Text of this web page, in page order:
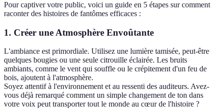
Pour captiver votre public, voici un guide en 5 étapes sur comment
raconter des histoires de fantômes efficaces :
1. Créer une Atmosphère Envoûtante
L'ambiance est primordiale. Utilisez une lumière tamisée, peut-être
quelques bougies ou une seule citrouille éclairée. Les bruits
ambiants, comme le vent qui souffle ou le crépitement d'un feu de
bois, ajoutent à l'atmosphère.
Soyez attentif à l'environnement et au ressenti des auditeurs. Avez-
vous déjà remarqué comment un simple changement de ton dans
votre voix peut transporter tout le monde au cœur de l'histoire ?